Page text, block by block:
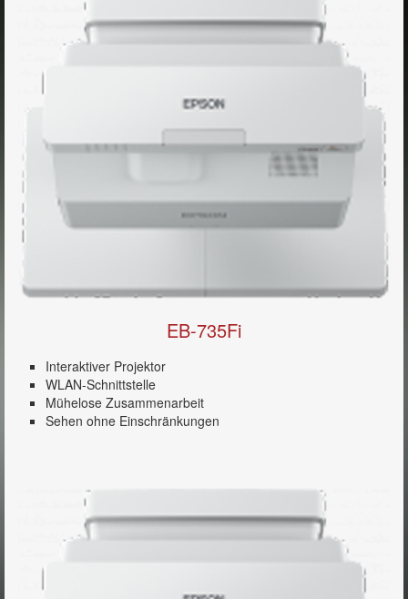
EB-735Fi
Interaktiver Projektor
WLAN-Schnittstelle
Mühelose Zusammenarbeit
Sehen ohne Einschränkungen